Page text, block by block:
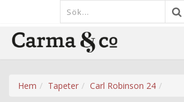
Hem Tapeter Carl Robinson 24